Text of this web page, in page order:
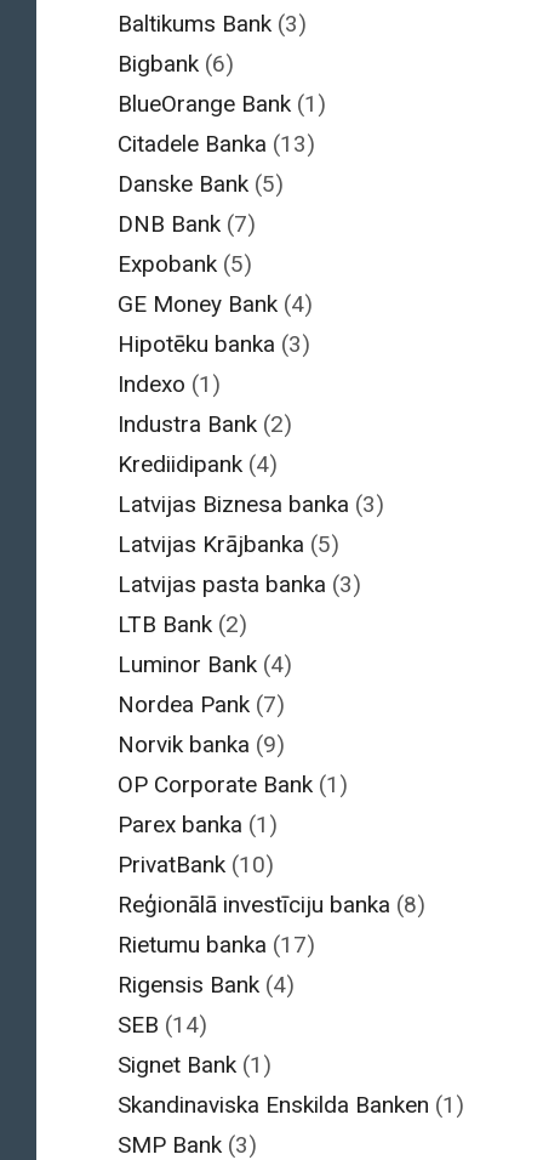
Baltikums Bank (3)
Bigbank (6)
BlueOrange Bank (1)
Citadele Banka (13)
Danske Bank (5)
DNB Bank (7)
Expobank (5)
GE Money Bank (4)
Hipotēku banka (3)
Indexo (1)
Industra Bank (2)
Krediidipank (4)
Latvijas Biznesa banka (3)
Latvijas Krājbanka (5)
Latvijas pasta banka (3)
LTB Bank (2)
Luminor Bank (4)
Nordea Pank (7)
Norvik banka (9)
OP Corporate Bank (1)
Parex banka (1)
PrivatBank (10)
Reģionālā investīciju banka (8)
Rietumu banka (17)
Rigensis Bank (4)
SEB (14)
Signet Bank (1)
Skandinaviska Enskilda Banken (1)
SMP Bank (3)